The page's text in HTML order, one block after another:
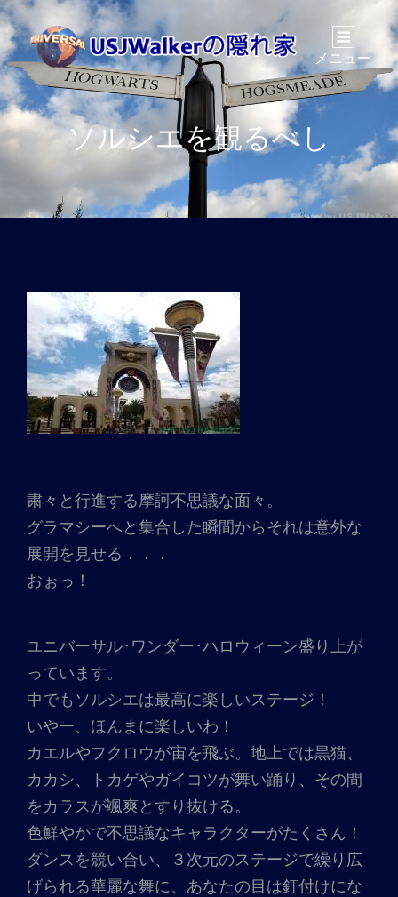
メニュー
ソルシエを観るべし
粛々と行進する摩訶不思議な面々。
グラマシーへと集合した瞬間からそれは意外な
展開を見せる．．．
おぉっ！
ユニバーサル･ワンダー･ハロウィーン盛り上が
っています。
中でもソルシエは最高に楽しいステージ！
いやー、ほんまに楽しいわ！
カエルやフクロウが宙を飛ぶ。地上では黒猫、
カカシ、トカゲやガイコツが舞い踊り、その間
をカラスが颯爽とすり抜ける。
色鮮やかで不思議なキャラクターがたくさん！
ダンスを競い合い、３次元のステージで繰り広
げられる華麗な舞に、あなたの目は釘付けにな